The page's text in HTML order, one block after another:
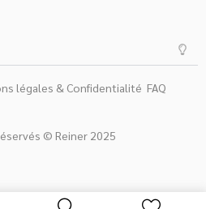
légales & Confidentialité FAQ
© Reiner 2025